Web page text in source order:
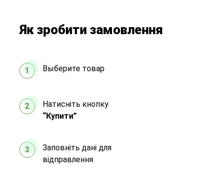
Як зробити замовлення
1 Выберите товар
2
Натисніть кнопку
“Купити”
3
Заповніть дані для
відправлення